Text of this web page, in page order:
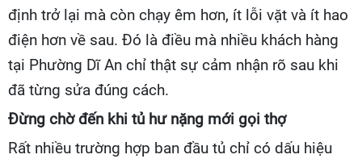
định trở lại mà còn chạy êm hơn, ít lỗi vặt và ít hao
điện hơn về sau. Đó là điều mà nhiều khách hàng
tại Phường Dĩ An chỉ thật sự cảm nhận rõ sau khi
đã từng sửa đúng cách.
Đừng chờ đến khi tủ hư nặng mới gọi thợ
Rất nhiều trường hợp ban đầu tủ chỉ có dấu hiệu